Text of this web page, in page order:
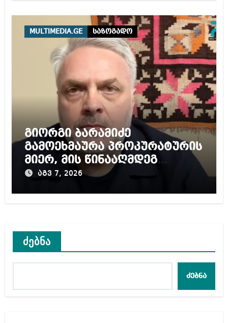
MULTIMEDIA.GE საზოგადო
გიორგი ბარამიძე
გამოეხმაურა პროკურატურის
მიერ, მის წინააღმდეგ
დაწყებულ გამოძიებას
აგვ 7, 2026
ძებნა
ძებნა